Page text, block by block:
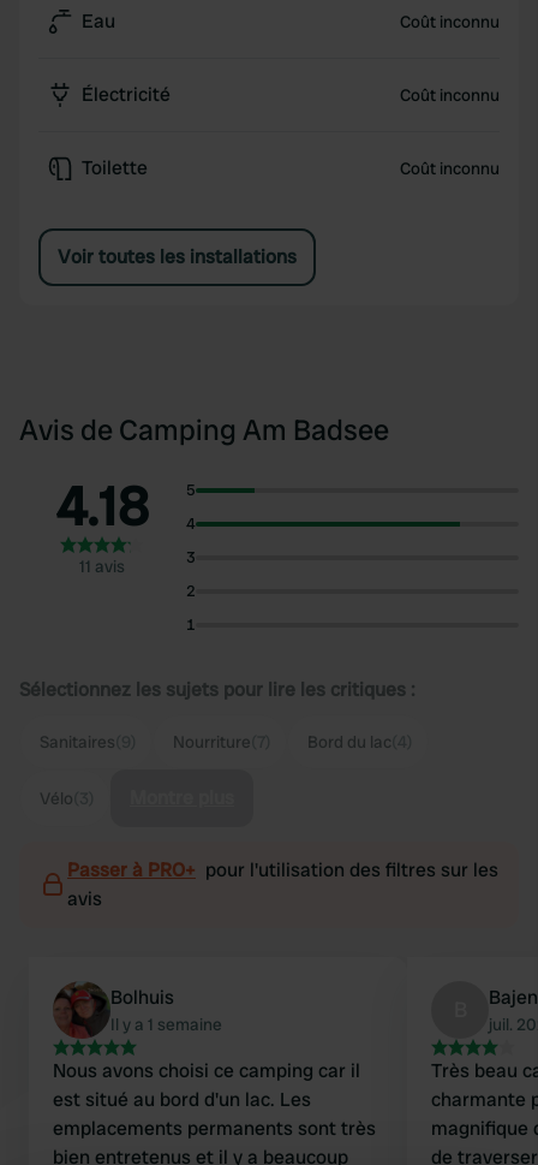
Eau Coût inconnu
Électricité Coût inconnu
Toilette Coût inconnu
Voir toutes les installations
Avis de Camping Am Badsee
4.18
11 avis
5
4
3
2
1
Sélectionnez les sujets pour lire les critiques :
Sanitaires Nourriture Bord du lac
Vélo
Passer à PRO+ pour l'utilisation des filtres sur les
avis
Bolhuis
Il y a 1 semaine
Nous avons choisi ce camping car il
est situé au bord d'un lac. Les
emplacements permanents sont très
bien entretenus et il y a beaucoup
juil.
Très beau
charmante
magnifique
de